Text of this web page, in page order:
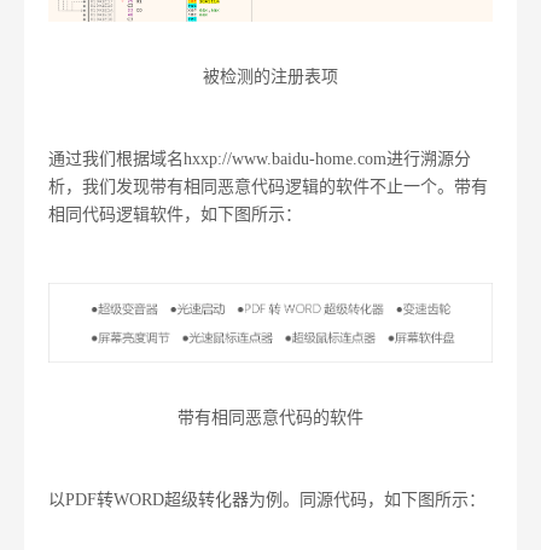
被检测的注册表项
通过我们根据域名hxxp://www.baidu-home.com进行溯源分
析，我们发现带有相同恶意代码逻辑的软件不止一个。带有
相同代码逻辑软件，如下图所示：
带有相同恶意代码的软件
以PDF转WORD超级转化器为例。同源代码，如下图所示：